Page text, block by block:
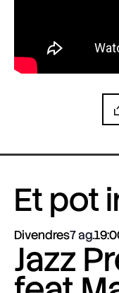
Et pot
Divendres7 ag.
Jazz